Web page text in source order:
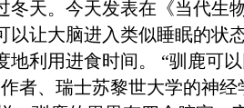
冬天。今天发表在《当代生
以让大脑进入类似睡眠的状
地利用进食时间。 “驯鹿可
者、瑞士苏黎世大学的神经